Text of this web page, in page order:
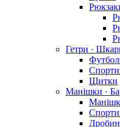
Гетри ·
Щитки
Манішки ·